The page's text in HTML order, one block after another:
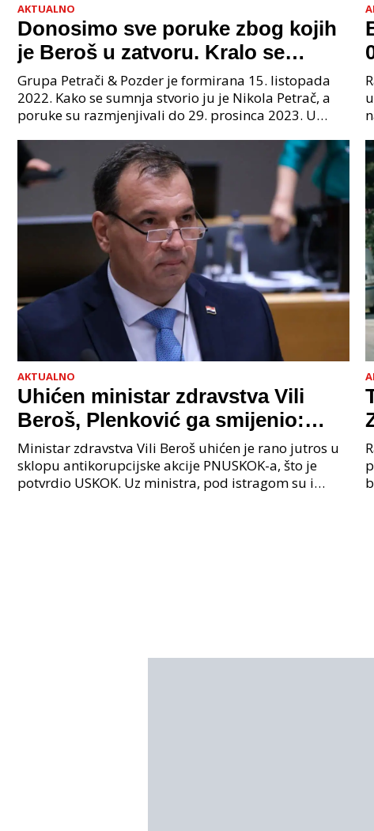
AKTUALNO
Donosimo sve poruke zbog kojih
je Beroš u zatvoru. Kralo se
godinama. Tko će iz vlade biti
sljedeći uhićen?
Grupa Petrači & Pozder je formirana 15. listopada
2022. Kako se sumnja stvorio ju je Nikola Petrač, a
poruke su razmjenjivali do 29. prosinca 2023. U
AKTUALNO
Uhićen ministar zdravstva Vili
Beroš, Plenković ga smijenio:
Istraga USKOK-a zbog korupcije
Ministar zdravstva Vili Beroš uhićen je rano jutros u
sklopu antikorupcijske akcije PNUSKOK-a, što je
potvrdio USKOK. Uz ministra, pod istragom su i